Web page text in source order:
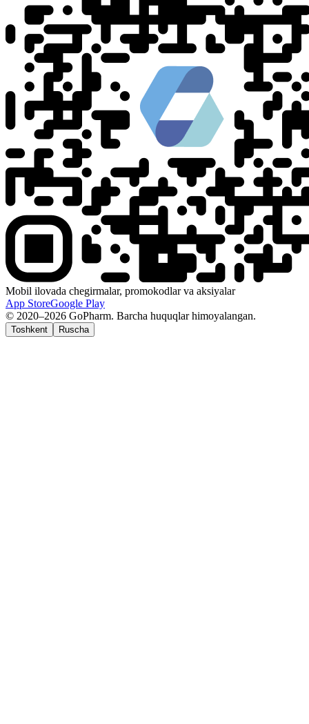
Mobil ilovada chegirmalar, promokodlar va aksiyalar
App StoreGoogle Play
© 2020–2026 GoPharm. Barcha huquqlar himoyalangan.
Toshkent Ruscha